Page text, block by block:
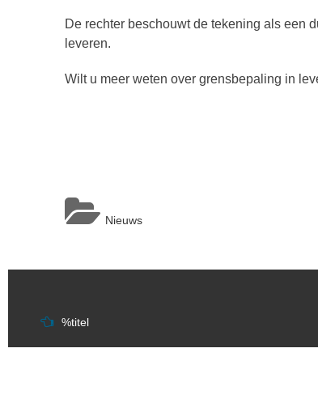
De rechter beschouwt de tekening als een
leveren.
Wilt u meer weten over grensbepaling in
Nieuws
Berichtnavigatie
%titel